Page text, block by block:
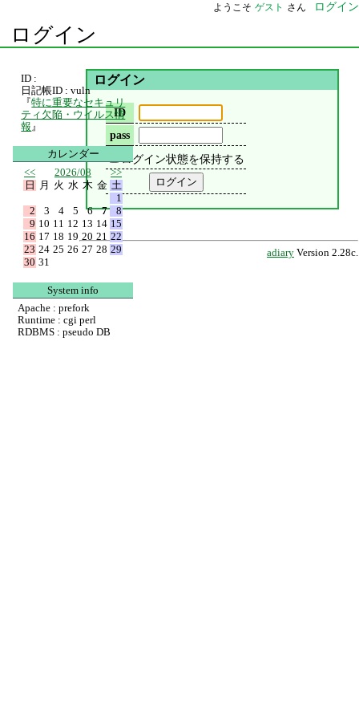
ようこそ ゲスト さん ログイン
ログイン
ログイン
ID
pass
ログイン状態を保持する
adiary Version 2.28c.
ID :
日記帳ID : vuln
『特に重要なセキュリ
ティ欠陥・ウイルス情
報 』
カレンダー
<<
2026/08
>>
日
月 火 水 木 金 土
1
2
3 4 5 6 7
8
9 10 11 12 13 14 15
16 17 18 19 20 21 22
23 24 25 26 27 28 29
30 31
System info
Apache : prefork
Runtime : cgi perl
RDBMS : pseudo DB